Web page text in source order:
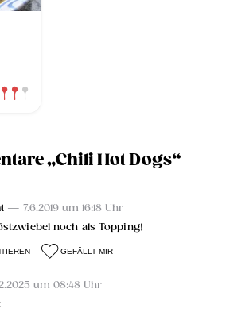
„Chili Hot Dogs“
— 7.6.2019 um 16:18 Uhr
noch als Topping!
GEFÄLLT MIR
um 08:48 Uhr